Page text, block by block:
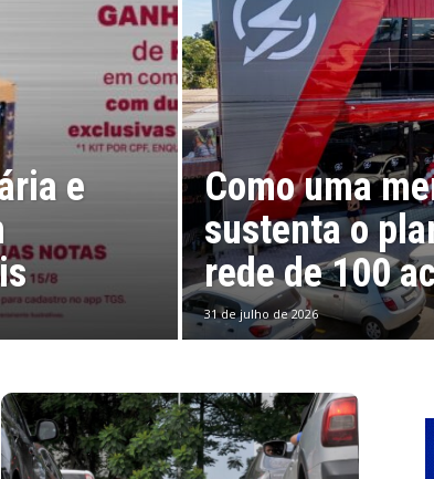
e
Como uma
sustenta o
rede de 100
31 de julho de 2026